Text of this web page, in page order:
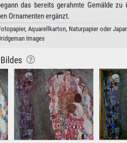
das bereits gerahmte Gemälde zu
Ornamenten ergänzt.
Aquarellkarton, Naturpapier oder
Images